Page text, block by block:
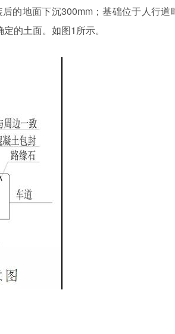
的地面下沉300mm；基础位于人行道
的土面。如图1所示。